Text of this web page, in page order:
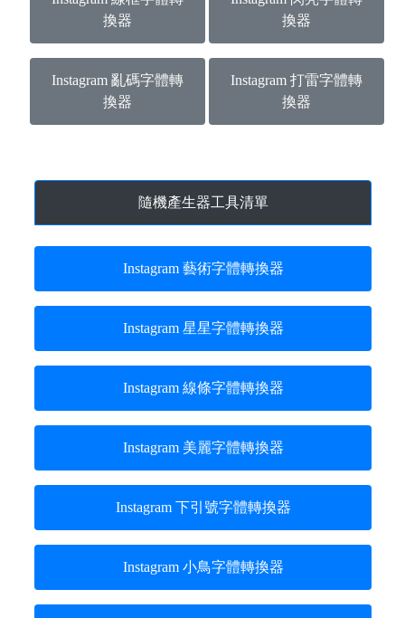
換器
換器
Instagram 亂碼字體轉
換器
Instagram 打雷字體轉
換器
隨機產生器工具清單
Instagram 藝術字體轉換器
Instagram 星星字體轉換器
Instagram 線條字體轉換器
Instagram 美麗字體轉換器
Instagram 下引號字體轉換器
Instagram 小鳥字體轉換器